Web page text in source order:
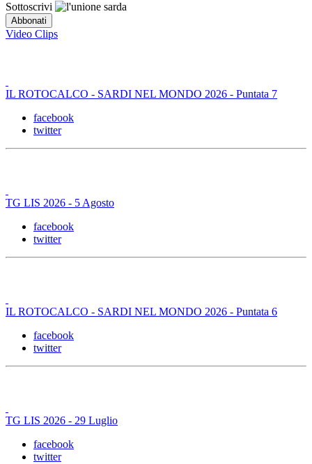
Sottoscrivi
Video Clips
IL ROTOCALCO - SARDI NEL MONDO 2026 - Puntata 7
facebook
twitter
TG LIS 2026 - 5 Agosto
facebook
twitter
IL ROTOCALCO - SARDI NEL MONDO 2026 - Puntata 6
facebook
twitter
TG LIS 2026 - 29 Luglio
facebook
twitter